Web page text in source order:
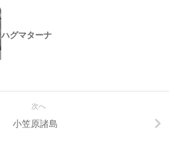
ハグマターナ
次へ
小笠原諸島